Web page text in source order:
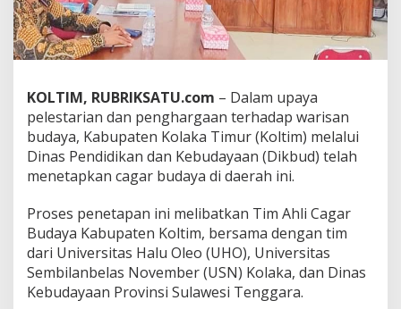
u
d
a
y
,
M
e
n
a
W
a
r
i
s
a
KOLTIM, RUBRIKSATU.com – Dalam upaya
pelestarian dan penghargaan terhadap warisan
budaya, Kabupaten Kolaka Timur (Koltim) melalui
Dinas Pendidikan dan Kebudayaan (Dikbud) telah
menetapkan cagar budaya di daerah ini.
Proses penetapan ini melibatkan Tim Ahli Cagar
Budaya Kabupaten Koltim, bersama dengan tim
dari Universitas Halu Oleo (UHO), Universitas
Sembilanbelas November (USN) Kolaka, dan Dinas
Kebudayaan Provinsi Sulawesi Tenggara.